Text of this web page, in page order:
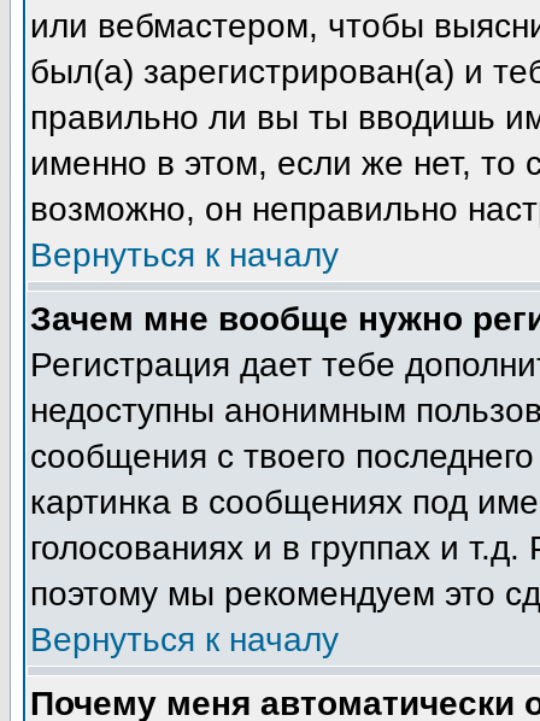
или вебмастером, чтобы
был(а) зарегистрирован(а) и
правильно ли вы ты вводишь
именно в этом, если же нет, то
возможно, он неправильно
Вернуться к началу
Зачем мне вообще нужно
Регистрация дает тебе
недоступны анонимным
сообщения с твоего
картинка в сообщениях под
голосованиях и в группах и
поэтому мы рекомендуем это
Вернуться к началу
Почему меня автоматически